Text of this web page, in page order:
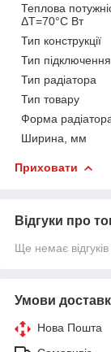
Теплова
ΔТ=70°С Вт
Тип конструкції
Тип підключення
Тип радіатора
Тип товару
Форма
Ширина, мм
Приховати
Відгуки про
Ще немає
Умови
Нова Пошта